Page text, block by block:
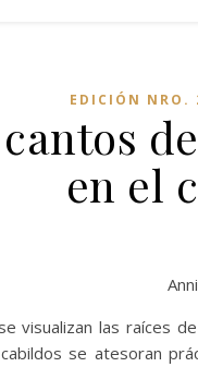
EDICIÓN NRO.
en el
visualizan las raíces
se atesoran